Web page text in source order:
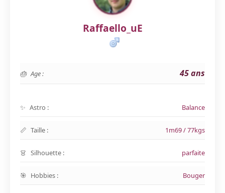
Raffaello_uE
Age : 45 ans
Astro : Balance
Taille : 1m69 / 77kgs
Silhouette : parfaite
Hobbies : Bouger